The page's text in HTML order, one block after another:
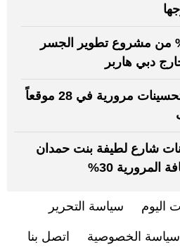
دبي تُنجز 90% من مشروع تطوير الجسر
دبي هاربر
"طرق دبي": تنفيذ تحسينات مرورية في 28 موقعاً
شارع لطيفة بنت حمدان
30%
اليوم سياسة التحرير
سياسة الخصوصية اتصل بنا